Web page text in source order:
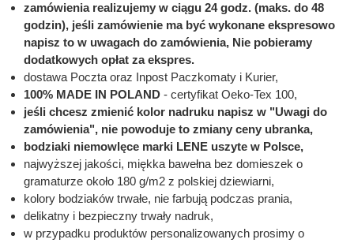
zamówienia realizujemy w ciągu 24 godz. (maks. do 48
godzin), jeśli zamówienie ma być wykonane ekspresowo
napisz to w uwagach do zamówienia, Nie pobieramy
dodatkowych opłat za ekspres.
dostawa Poczta oraz Inpost Paczkomaty i Kurier,
100% MADE IN POLAND - certyfikat Oeko-Tex 100,
jeśli chcesz zmienić kolor nadruku napisz w "Uwagi do
zamówienia", nie powoduje to zmiany ceny ubranka,
bodziaki niemowlęce marki LENE uszyte w Polsce,
najwyższej jakości, miękka bawełna bez domieszek o
gramaturze około 180 g/m2 z polskiej dziewiarni,
kolory bodziaków trwałe, nie farbują podczas prania,
delikatny i bezpieczny trwały nadruk,
w przypadku produktów personalizowanych prosimy o